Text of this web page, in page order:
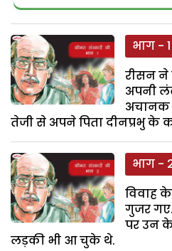
भाग - 1
रीसन ने
अपनी
अचानक
तेजी से अपने पिता दीनप्रभु के
भाग -
विवाह
गुजर
पर उन
लड़की भी आ चुके थे.